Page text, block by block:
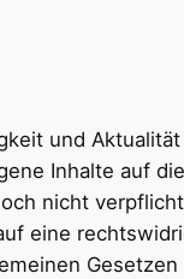
und
Inhalte auf
nicht
eine